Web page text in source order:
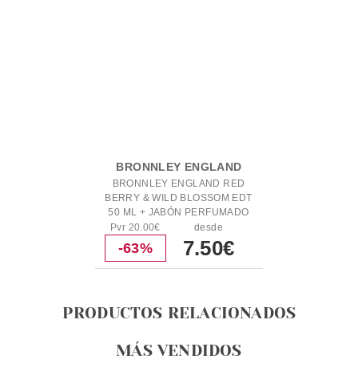
BRONNLEY ENGLAND
BRONNLEY ENGLAND RED
BERRY & WILD BLOSSOM EDT
50 ML + JABÓN PERFUMADO
100 GR SET REGALO
Pvr 20.00€
-63%
desde
7.50€
PRODUCTOS RELACIONADOS
MÁS VENDIDOS